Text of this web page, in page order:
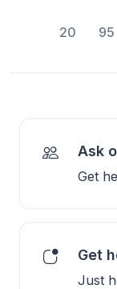
20 95
Ask
Get
Get
Just